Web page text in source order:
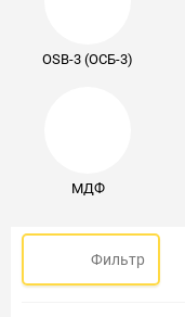
OSB-3 (ОСБ-3)
МДФ
Фильтр